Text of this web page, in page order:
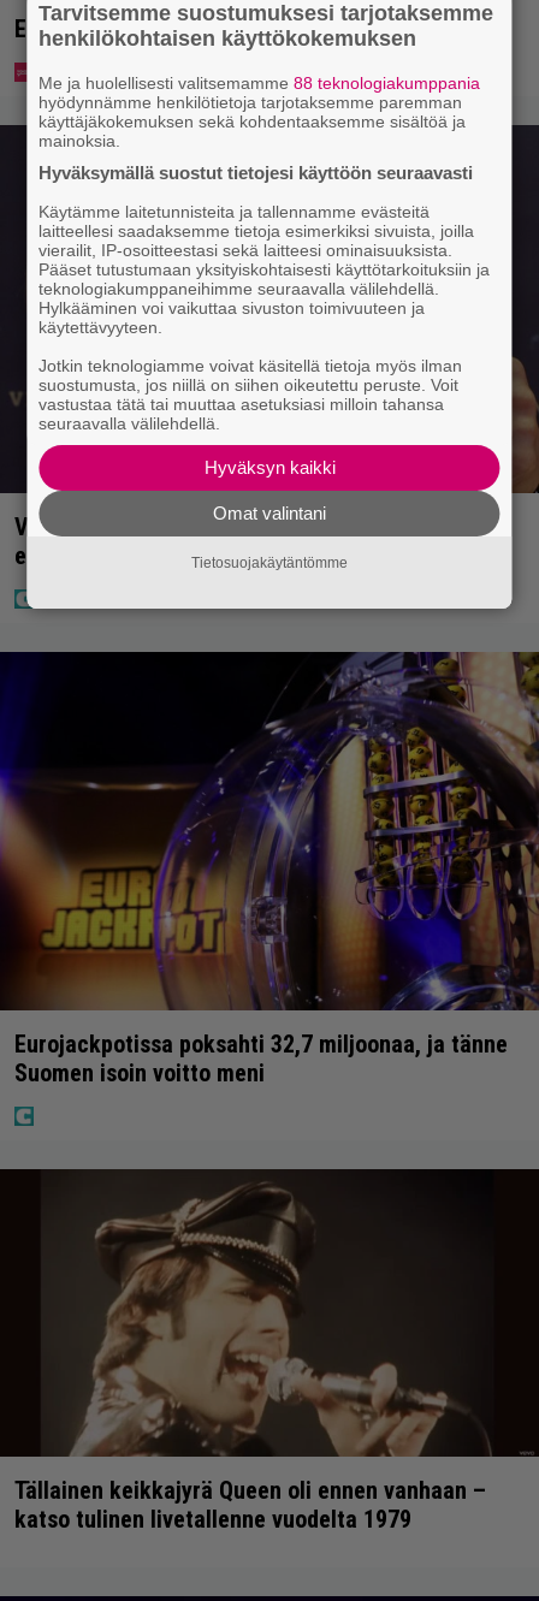
Eurojackpotista 80 000 euroa Suomeen – tänne
Vappu Pimiästä tuli miljoonikko – eikä yksi milli
edes riitä, näin se tapahtui
Eurojackpotissa poksahti 32,7 miljoonaa, ja tänne
Suomen isoin voitto meni
Tällainen keikkajyrä Queen oli ennen vanhaan –
katso tulinen livetallenne vuodelta 1979
Tarvitsemme suostumuksesi tarjotaksemme
henkilökohtaisen käyttökokemuksen
Me ja huolellisesti valitsemamme88 teknologiakumppania
hyödynnämme henkilötietoja tarjotaksemme paremman
käyttäjäkokemuksen sekä kohdentaaksemme sisältöä ja
mainoksia.
Hyväksymällä suostut tietojesi käyttöön seuraavasti
Käytämme laitetunnisteita ja tallennamme evästeitä
laitteellesi saadaksemme tietoja esimerkiksi sivuista, joilla
vierailit, IP-osoitteestasi sekä laitteesi ominaisuuksista.
Pääset tutustumaan yksityiskohtaisesti käyttötarkoituksiin ja
teknologiakumppaneihimme seuraavalla välilehdellä.
Hylkääminen voi vaikuttaa sivuston toimivuuteen ja
käytettävyyteen.
Jotkin teknologiamme voivat käsitellä tietoja myös ilman
suostumusta, jos niillä on siihen oikeutettu peruste. Voit
vastustaa tätä tai muuttaa asetuksiasi milloin tahansa
seuraavalla välilehdellä.
Hyväksyn kaikki
Omat valintani
Tietosuojakäytäntömme